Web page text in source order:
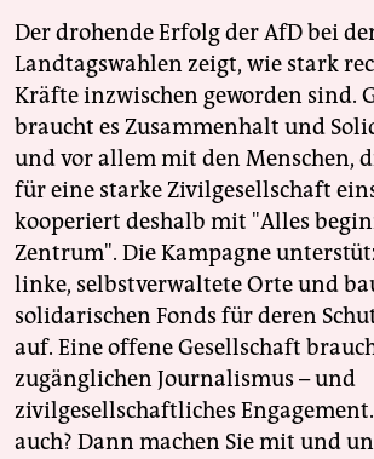
Der drohende Erfolg der AfD bei
Landtagswahlen zeigt, wie stark
Kräfte inzwischen geworden sind.
braucht es Zusammenhalt und
und vor allem mit den Menschen,
für eine starke Zivilgesellschaft
kooperiert deshalb mit "Alles
Zentrum". Die Kampagne
linke, selbstverwaltete Orte und
solidarischen Fonds für deren
auf. Eine offene Gesellschaft
zugänglichen Journalismus – und
zivilgesellschaftliches
auch? Dann machen Sie mit und